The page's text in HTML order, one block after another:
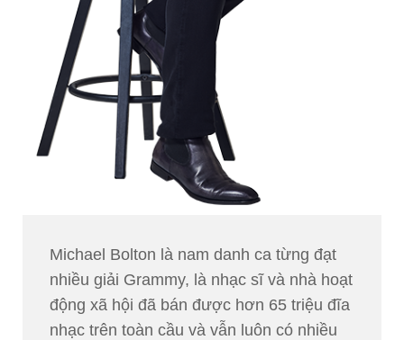
Michael Bolton là nam danh ca từng đạt
nhiều giải Grammy, là nhạc sĩ và nhà hoạt
động xã hội đã bán được hơn 65 triệu đĩa
nhạc trên toàn cầu và vẫn luôn có nhiều